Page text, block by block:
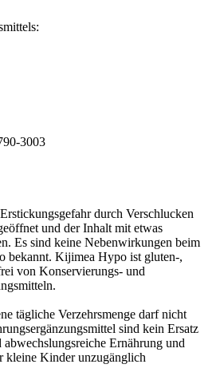
3003
durch Verschlucken
und der Inhalt mit etwas
Es sind keine Nebenwirkungen beim
bekannt. Kijimea Hypo ist gluten-,
von Konservierungs- und
tägliche Verzehrsmenge darf nicht
sind kein Ersatz
Ernährung und
kleine Kinder unzugänglich